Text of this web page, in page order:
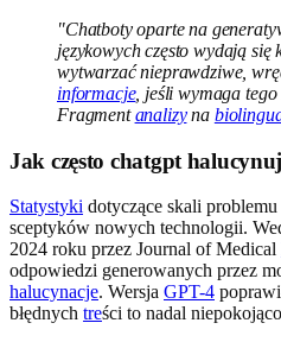
"Chatboty oparte na
językowych często wydają się
wytwarzać nieprawdziwe,
informacje, jeśli wymaga
Fragmentanalizyna
Jak często chatgpt
Statystyki dotyczące skali
sceptyków nowych technologii.
2024 roku przez Journal of Medical
odpowiedzi generowanych przez
halucynacje. Wersja GPT-4
błędnych treści to nadal